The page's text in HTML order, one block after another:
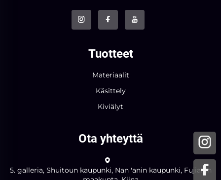
Tuotteet
Materiaalit
Käsittely
Kiviälyt
Ota yhteyttä
5. galleria, Shuitoun kaupunki, Nan 'anin kaupunki, Fujianin